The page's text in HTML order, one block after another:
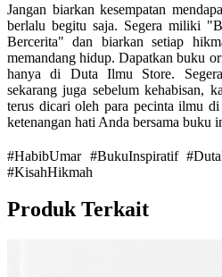
Jangan biarkan kesempatan
berlalu begitu saja. Segera miliki
Bercerita" dan biarkan setiap
memandang hidup. Dapatkan buku
hanya di Duta Ilmu Store.
sekarang juga sebelum kehabisan,
terus dicari oleh para pecinta ilmu
ketenangan hati Anda bersama buku
#HabibUmar #BukuInspiratif
#KisahHikmah
Produk Terkait